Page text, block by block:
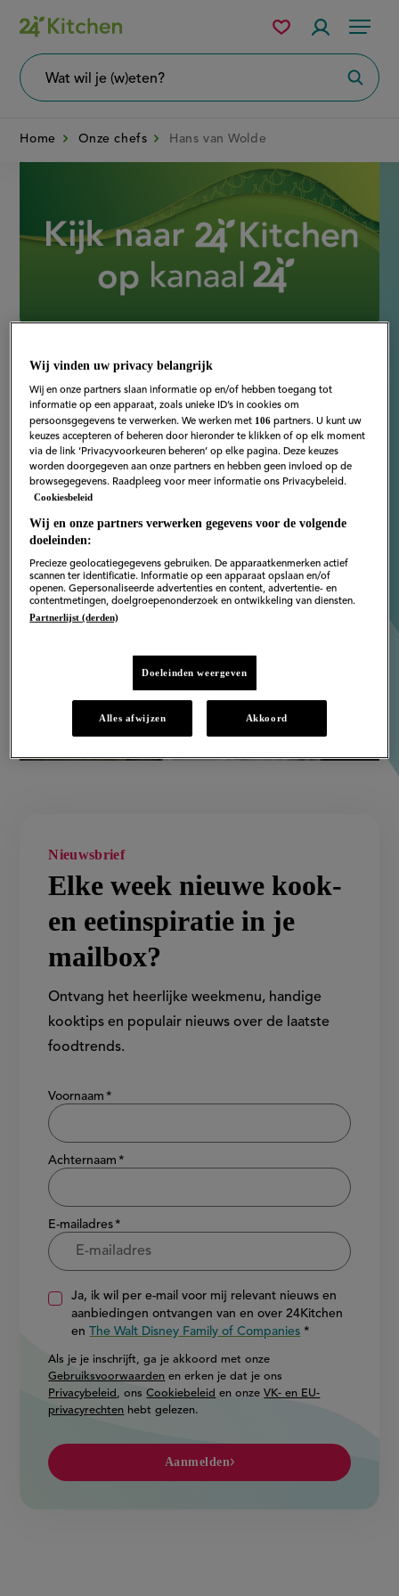
Overslaan
en
naar
Menu
wil
Mijn
bewaarde
Home Onze chefs Hans van Wolde
Hans van Wolde
Chef
Nieuwsbrief
Elke week nieuwe kook-
en eetinspiratie in je
mailbox?
Ontvang het heerlijke weekmenu, handige
kooktips en populair nieuws over de laatste
foodtrends.
Show/hide
Voornaam
Achternaam
E-mailadres
Ja, ik wil per e-mail voor mij relevant nieuws en
aanbiedingen ontvangen van en over 24Kitchen
enThe Walt Disney Family of Companies
Als je je inschrijft, ga je akkoord met onze
Gebruiksvoorwaarden en erken je dat je ons
Privacybeleid , onsCookiebeleid en onzeVK- en EU-
privacyrechten hebt gelezen.
Aanmelden
Wij vinden uw privacy belangrijk
Wij en onze partners slaan informatie op en/of hebben toegang tot
informatie op een apparaat, zoals unieke ID’s in cookies om
persoonsgegevens te verwerken. We werken met 106 partners. U kunt uw
keuzes accepteren of beheren door hieronder te klikken of op elk moment
via de link ‘Privacyvoorkeuren beheren’ op elke pagina. Deze keuzes
worden doorgegeven aan onze partners en hebben geen invloed op de
browsegegevens. Raadpleeg voor meer informatie ons Privacybeleid.
Cookiesbeleid
Wij en onze partners verwerken gegevens voor de volgende
doeleinden:
Precieze geolocatiegegevens gebruiken. De apparaatkenmerken actief
scannen ter identificatie. Informatie op een apparaat opslaan en/of
openen. Gepersonaliseerde advertenties en content, advertentie- en
contentmetingen, doelgroepenonderzoek en ontwikkeling van diensten.
Partnerlijst (derden)
Doeleinden weergeven
Alles afwijzen Akkoord